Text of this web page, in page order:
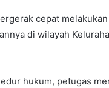
cepat
di wilayah
hukum, petugas